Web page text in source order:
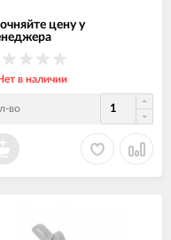
цену у
в наличии
во